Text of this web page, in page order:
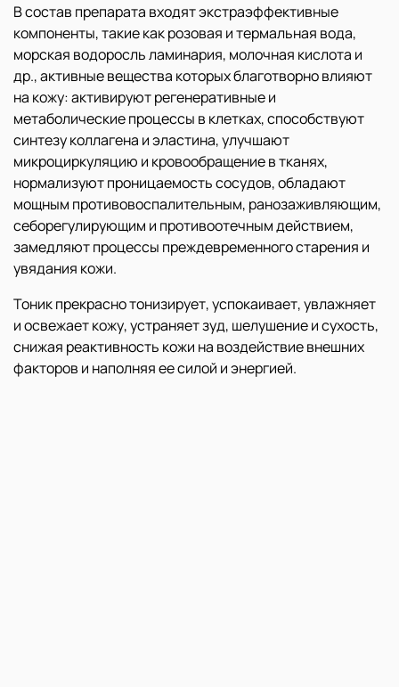
В состав препарата входят экстраэффективные
компоненты, такие как розовая и термальная вода,
морская водоросль ламинария, молочная кислота и
др., активные вещества которых благотворно влияют
на кожу: активируют регенеративные и
метаболические процессы в клетках, способствуют
синтезу коллагена и эластина, улучшают
микроциркуляцию и кровообращение в тканях,
нормализуют проницаемость сосудов, обладают
мощным противовоспалительным, ранозаживляющим,
себорегулирующим и противоотечным действием,
замедляют процессы преждевременного старения и
увядания кожи.
Тоник прекрасно тонизирует, успокаивает, увлажняет
и освежает кожу, устраняет зуд, шелушение и сухость,
снижая реактивность кожи на воздействие внешних
факторов и наполняя ее силой и энергией.